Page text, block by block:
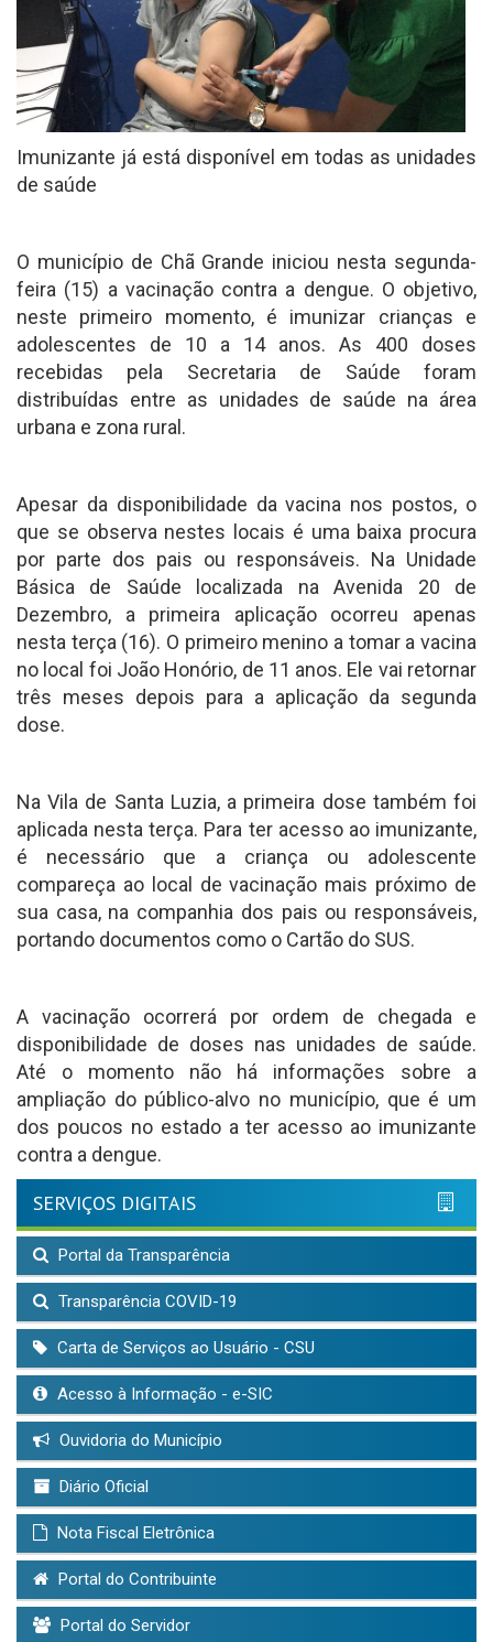
Imunizante já está disponível em todas as unidades
de saúde
O município de Chã Grande iniciou nesta segunda-
feira (15) a vacinação contra a dengue. O objetivo,
neste primeiro momento, é imunizar crianças e
adolescentes de 10 a 14 anos. As 400 doses
recebidas pela Secretaria de Saúde foram
distribuídas entre as unidades de saúde na área
urbana e zona rural.
Apesar da disponibilidade da vacina nos postos, o
que se observa nestes locais é uma baixa procura
por parte dos pais ou responsáveis. Na Unidade
Básica de Saúde localizada na Avenida 20 de
Dezembro, a primeira aplicação ocorreu apenas
nesta terça (16). O primeiro menino a tomar a vacina
no local foi João Honório, de 11 anos. Ele vai retornar
três meses depois para a aplicação da segunda
dose.
Na Vila de Santa Luzia, a primeira dose também foi
aplicada nesta terça. Para ter acesso ao imunizante,
é necessário que a criança ou adolescente
compareça ao local de vacinação mais próximo de
sua casa, na companhia dos pais ou responsáveis,
portando documentos como o Cartão do SUS.
A vacinação ocorrerá por ordem de chegada e
disponibilidade de doses nas unidades de saúde.
Até o momento não há informações sobre a
ampliação do público-alvo no município, que é um
dos poucos no estado a ter acesso ao imunizante
contra a dengue.
SERVIÇOS DIGITAIS
Portal da Transparência
Transparência COVID-19
Carta de Serviços ao Usuário - CSU
Acesso à Informação - e-SIC
Ouvidoria do Município
Diário Oficial
Nota Fiscal Eletrônica
Portal do Contribuinte
Portal do Servidor